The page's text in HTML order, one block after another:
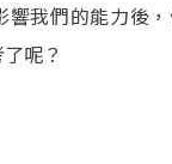
響我們的能力後
呢？